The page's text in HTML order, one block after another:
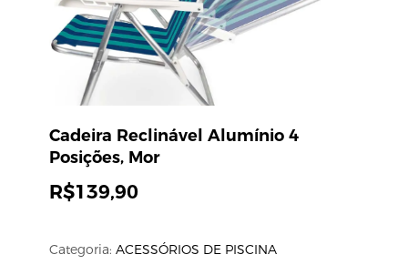
Cadeira Reclinável Alumínio 4
Posições, Mor
R$139,90
Categoria: ACESSÓRIOS DE PISCINA